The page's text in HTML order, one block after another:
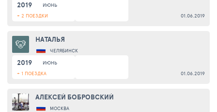
2019
ИЮНЬ
+ 2 ПОЕЗДКИ
01.06.2019
НАТАЛЬЯ
ЧЕЛЯБИНСК
2019
ИЮНЬ
+ 1 ПОЕЗДКА
01.06.2019
АЛЕКСЕЙ БОБРОВСКИЙ
МОСКВА